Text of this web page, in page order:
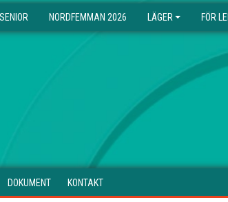
SENIOR NORDFEMMAN 2026 LÄGER FÖR
DOKUMENT KONTAKT